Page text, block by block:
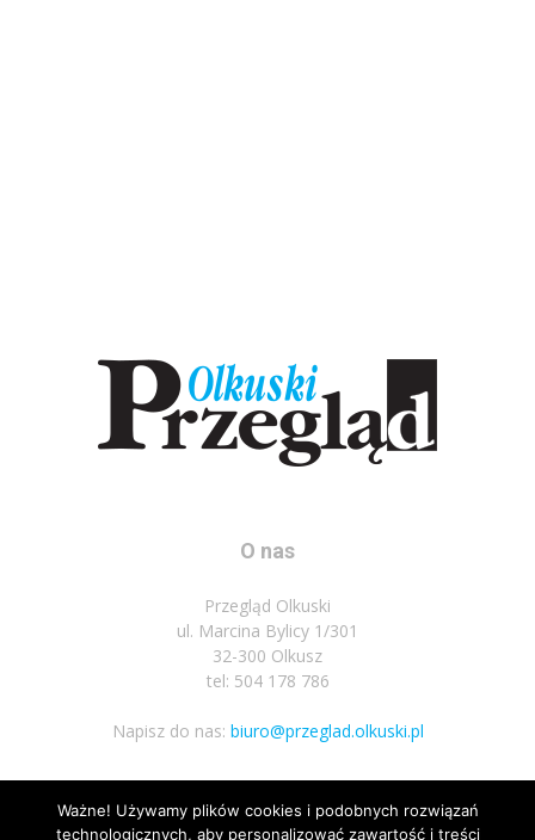
O nas
Przegląd Olkuski
ul. Marcina Bylicy 1/301
32-300 Olkusz
tel: 504 178 786
Napisz do nas: biuro@przeglad.olkuski.pl
Podążaj za nami
Ważne! Używamy plików cookies i podobnych rozwiązań
technologicznych, aby personalizować zawartość i treści